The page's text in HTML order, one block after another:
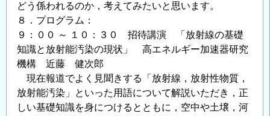
どう係われるのか，考えてみたいと思います。
８．プログラム：
９：００ ～ １０：３０ 招待講演 「放射線の基礎
知識と放射能汚染の現状」 高エネルギー加速器研究
機構 近藤 健次郎
現在報道でよく見聞きする「放射線，放射性物質，
放射能汚染」といった用語について解説いただき，正
しい基礎知識を身につけるとともに，空中や土壌，河